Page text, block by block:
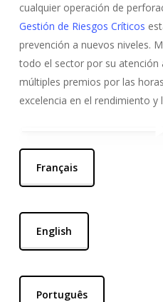
cualquier operación de
Gestión de Riesgos Críticos
prevención a nuevos niveles.
todo el sector por su atención
múltiples premios por las
excelencia en el rendimiento y
Reproducir vídeo
Français
English
Português